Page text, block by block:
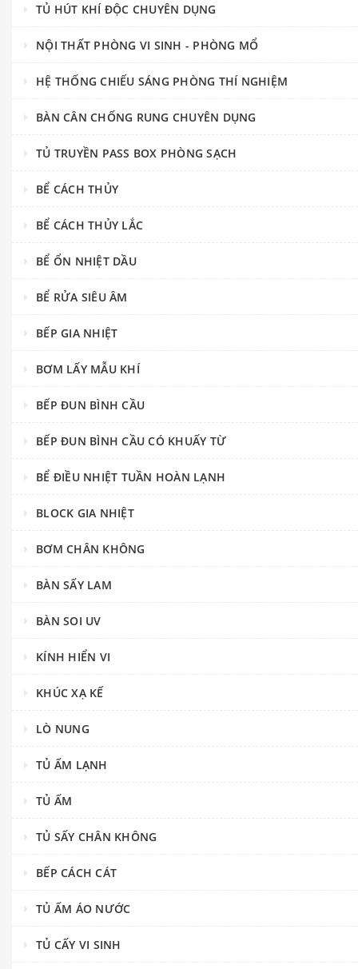
TỦ HÚT KHÍ ĐỘC CHUYÊN DỤNG
NỘI THẤT PHÒNG VI SINH - PHÒNG MỔ
HỆ THỐNG CHIẾU SÁNG PHÒNG THÍ NGHIỆM
BÀN CÂN CHỐNG RUNG CHUYÊN DỤNG
TỦ TRUYỀN PASS BOX PHÒNG SẠCH
BỂ CÁCH THỦY
BỂ CÁCH THỦY LẮC
BỂ ỔN NHIỆT DẦU
BỂ RỬA SIÊU ÂM
BẾP GIA NHIỆT
BƠM LẤY MẪU KHÍ
BẾP ĐUN BÌNH CẦU
BẾP ĐUN BÌNH CẦU CÓ KHUẤY TỪ
BỂ ĐIỀU NHIỆT TUẦN HOÀN LẠNH
BLOCK GIA NHIỆT
BƠM CHÂN KHÔNG
BÀN SẤY LAM
BÀN SOI UV
KÍNH HIỂN VI
KHÚC XẠ KẾ
LÒ NUNG
TỦ ẤM LẠNH
TỦ ẤM
TỦ SẤY CHÂN KHÔNG
BẾP CÁCH CÁT
TỦ ẤM ÁO NƯỚC
TỦ CẤY VI SINH